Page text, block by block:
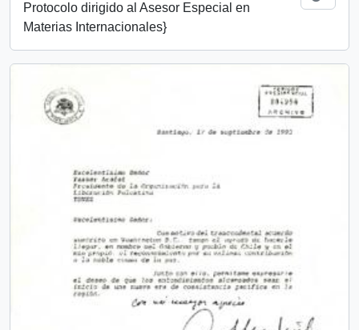
Protocolo dirigido al Asesor Especial en
Materias Internacionales}